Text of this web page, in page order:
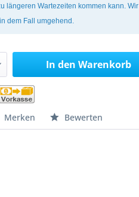
längeren Wartezeiten kommen kann. Wir
dem Fall umgehend.
In den Warenkorb
Merken Bewerten